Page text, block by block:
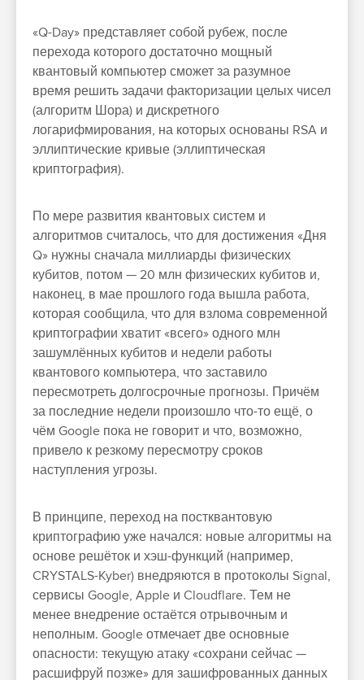
«Q-Day» представляет собой рубеж, после
перехода которого достаточно мощный
квантовый компьютер сможет за разумное
время решить задачи факторизации целых чисел
(алгоритм Шора) и дискретного
логарифмирования, на которых основаны RSA и
эллиптические кривые (эллиптическая
криптография).
По мере развития квантовых систем и
алгоритмов считалось, что для достижения «Дня
Q» нужны сначала миллиарды физических
кубитов, потом — 20 млн физических кубитов и,
наконец, в мае прошлого года вышла работа,
которая сообщила, что для взлома современной
криптографии хватит «всего» одного млн
зашумлённых кубитов и недели работы
квантового компьютера, что заставило
пересмотреть долгосрочные прогнозы. Причём
за последние недели произошло что-то ещё, о
чём Google пока не говорит и что, возможно,
привело к резкому пересмотру сроков
наступления угрозы.
В принципе, переход на постквантовую
криптографию уже начался: новые алгоритмы на
основе решёток и хэш-функций (например,
CRYSTALS-Kyber) внедряются в протоколы Signal,
сервисы Google, Apple и Cloudflare. Тем не
менее внедрение остаётся отрывочным и
неполным. Google отмечает две основные
опасности: текущую атаку «сохрани сейчас —
расшифруй позже» для зашифрованных данных